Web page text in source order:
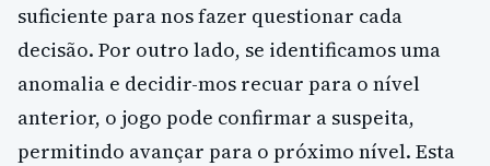
suficiente para nos fazer questionar cada
decisão. Por outro lado, se identificamos uma
anomalia e decidir-mos recuar para o nível
anterior, o jogo pode confirmar a suspeita,
permitindo avançar para o próximo nível. Esta